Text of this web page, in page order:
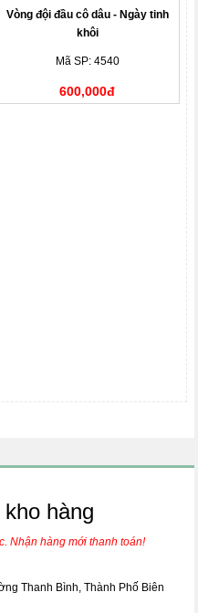
Vòng đội đầu cô dâu - Ngày tinh
khôi
Mã SP: 4540
600,000đ
hàng
Nhận hàng mới thanh toán!
Thanh Bình, Thành Phố Biên